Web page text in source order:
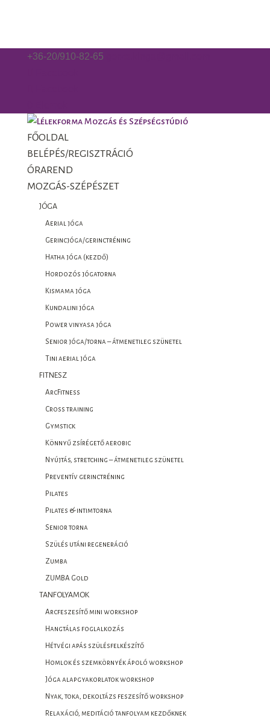
+36-20/910-82-65
FŐOLDAL
BELÉPÉS/REGISZTRÁCIÓ
ÓRAREND
MOZGÁS-SZÉPÉSZET
JÓGA
Aerial jóga
Gerincjóga/gerinctréning
Hatha jóga (kezdő)
Hordozós jógatorna
Kismama jóga
Kundalini jóga
Power vinyasa jóga
Senior jóga/torna – átmenetileg szünetel
Tini aerial jóga
FITNESZ
ArcFitness
Cross training
Gymstick
Könnyű zsírégető aerobic
Nyújtás, stretching – átmenetileg szünetel
Preventív gerinctréning
Pilates
Pilates & intimtorna
Senior torna
Szülés utáni regeneráció
Zumba
ZUMBA Gold
TANFOLYAMOK
Arcfeszesítő mini workshop
Hangtálas foglalkozás
Hétvégi apás szülésfelkészítő
Homlok és szemkörnyék ápoló workshop
Jóga alapgyakorlatok workshop
Nyak, toka, dekoltázs feszesítő workshop
Relaxáció, meditáció tanfolyam kezdőknek